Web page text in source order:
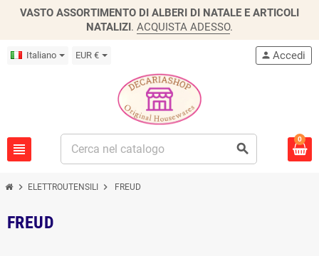
VASTO ASSORTIMENTO DI ALBERI DI NATALE E ARTICOLI
NATALIZI. ACQUISTA ADESSO.
Italiano EUR €
view_headline search
person Accedi
0
chevron_right ELETTROUTENSILI chevron_right FREUD
FREUD